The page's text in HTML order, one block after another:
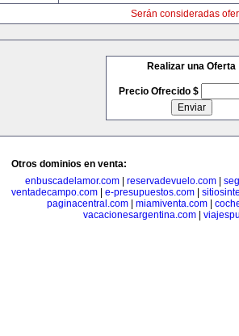
Serán consideradas
Realizar una Oferta
Precio Ofrecido $
Otros dominios en venta:
enbuscadelamor.com
reservadevuelo.com
ventadecampo.com
e-presupuestos.com
paginacentral.com| miamiventa.com|
vacacionesargentina.com